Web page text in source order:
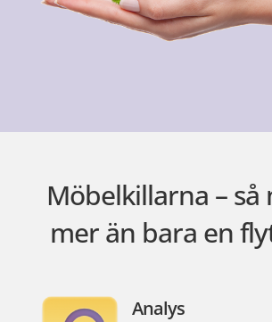
Möbelkillarna – så
mer än bara en
Analys